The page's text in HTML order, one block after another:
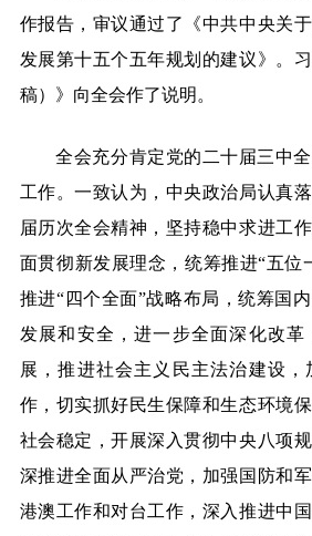
作报告，审议通过了《中共中央关
发展第十五个五年规划的建议》。
稿）》向全会作了说明。
全会充分肯定党的二十届三中全
工作。一致认为，中央政治局认真
届历次全会精神，坚持稳中求进工
面贯彻新发展理念，统筹推进“五位
推进“四个全面”战略布局，统筹国
发展和安全，进一步全面深化改
展，推进社会主义民主法治建设，
作，切实抓好民生保障和生态环境
社会稳定，开展深入贯彻中央八项
深推进全面从严治党，加强国防和
港澳工作和对台工作，深入推进中